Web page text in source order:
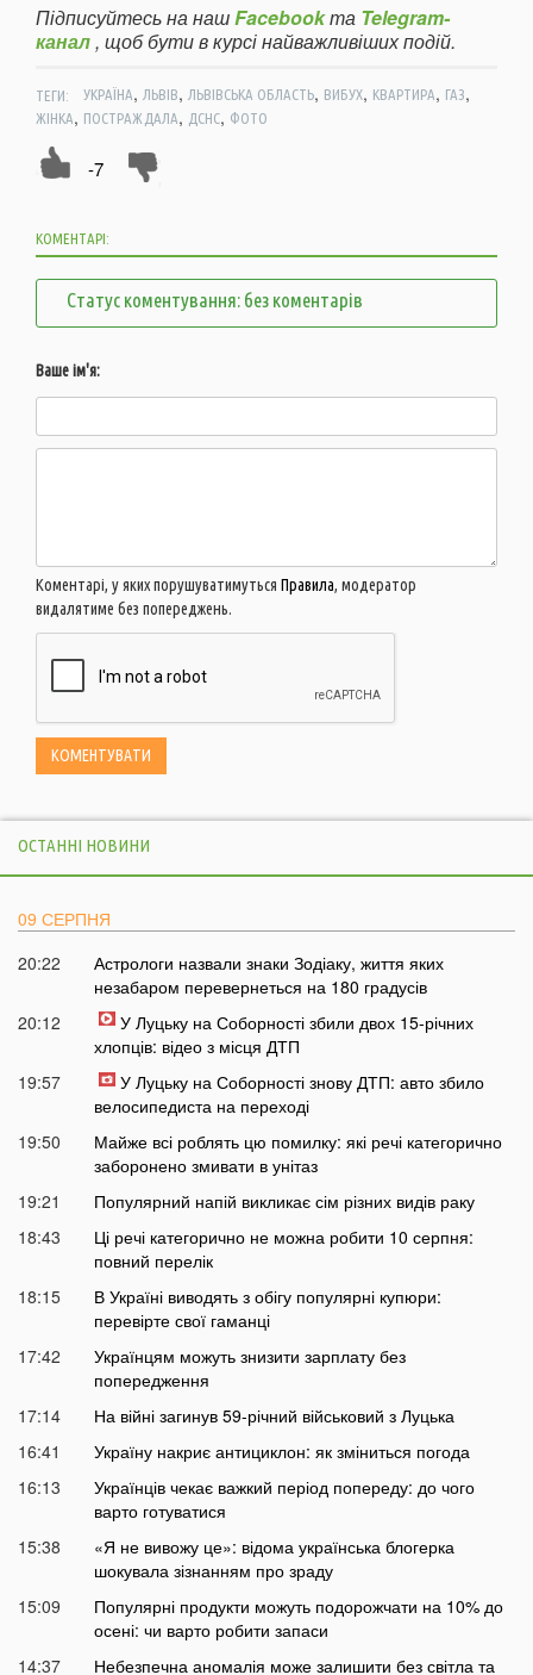
Підписуйтесь на нашFacebookта Telegram-
канал, щоб бути в курсі найважливіших подій.
ТЕГИ: УКРАЇНА, ЛЬВІВ, ЛЬВІВСЬКА ОБЛАСТЬ, ВИБУХ, КВАРТИРА, ГАЗ,
ЖІНКА, ПОСТРАЖДАЛА, ДСНС, ФОТО
-7
КОМЕНТАРІ:
Статус коментування: без коментарів
Ваше ім'я:
Коментарі, у яких порушуватимуться Правила, модератор
видалятиме без попереджень.
ОСТАННІ НОВИНИ
09 СЕРПНЯ
20:22
Астрологи назвали знаки Зодіаку, життя яких
незабаром перевернеться на 180 градусів
20:12
У Луцьку на Соборності збили двох 15-річних
хлопців: відео з місця ДТП
19:57
У Луцьку на Соборності знову ДТП: авто збило
велосипедиста на переході
19:50
Майже всі роблять цю помилку: які речі категорично
заборонено змивати в унітаз
19:21
Популярний напій викликає сім різних видів раку
18:43
Ці речі категорично не можна робити 10 серпня:
повний перелік
18:15
В Україні виводять з обігу популярні купюри:
перевірте свої гаманці
17:42
Українцям можуть знизити зарплату без
попередження
17:14
На війні загинув 59-річний військовий з Луцька
16:41
Україну накриє антициклон: як зміниться погода
16:13
Українців чекає важкий період попереду: до чого
варто готуватися
15:38
«Я не вивожу це»: відома українська блогерка
шокувала зізнанням про зраду
15:09
Популярні продукти можуть подорожчати на 10% до
осені: чи варто робити запаси
14:37
Небезпечна аномалія може залишити без світла та